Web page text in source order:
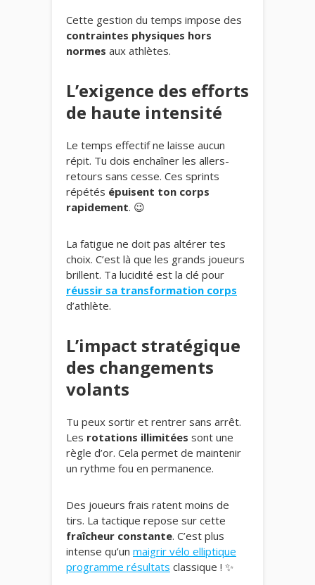
Cette gestion du temps impose des
contraintes physiques hors
normes aux athlètes.
L’exigence des efforts
de haute intensité
Le temps effectif ne laisse aucun
répit. Tu dois enchaîner les allers-
retours sans cesse. Ces sprints
répétés épuisent ton corps
rapidement. 😉
La fatigue ne doit pas altérer tes
choix. C’est là que les grands joueurs
brillent. Ta lucidité est la clé pour
réussir sa transformation corps
d’athlète.
L’impact stratégique
des changements
volants
Tu peux sortir et rentrer sans arrêt.
Les rotations illimitées sont une
règle d’or. Cela permet de maintenir
un rythme fou en permanence.
Des joueurs frais ratent moins de
tirs. La tactique repose sur cette
fraîcheur constante. C’est plus
intense qu’un maigrir vélo elliptique
programme résultats classique ! ✨